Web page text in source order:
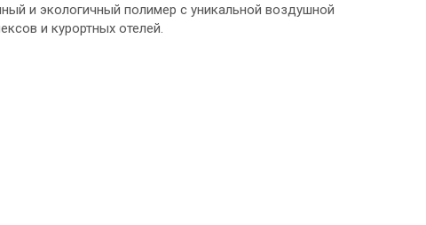
и экологичный полимер с уникальной воздушной
и курортных отелей.